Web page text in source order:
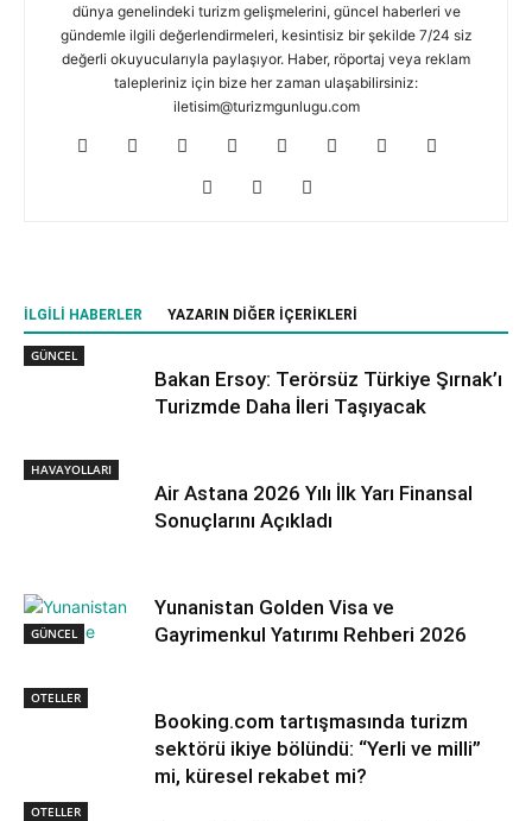
dünya genelindeki turizm gelişmelerini, güncel haberleri ve
gündemle ilgili değerlendirmeleri, kesintisiz bir şekilde 7/24 siz
değerli okuyucularıyla paylaşıyor. Haber, röportaj veya reklam
talepleriniz için bize her zaman ulaşabilirsiniz:
iletisim@turizmgunlugu.com
İLGILI HABERLER YAZARIN DIĞER İÇERIKLERI
GÜNCEL
Bakan Ersoy: Terörsüz Türkiye Şırnak’ı
Turizmde Daha İleri Taşıyacak
HAVAYOLLARI
Air Astana 2026 Yılı İlk Yarı Finansal
Sonuçlarını Açıkladı
GÜNCEL
Yunanistan Golden Visa ve
Gayrimenkul Yatırımı Rehberi 2026
OTELLER
Booking.com tartışmasında turizm
sektörü ikiye bölündü: “Yerli ve milli”
mi, küresel rekabet mi?
OTELLER